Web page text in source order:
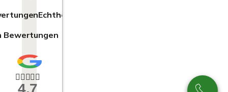
Echtheit
Bewertungen
4,7